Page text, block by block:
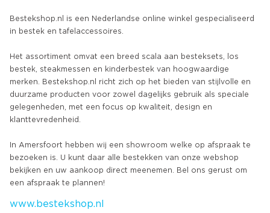
Bestekshop.nl is een Nederlandse online winkel gespecialiseerd
in bestek en tafelaccessoires.
Het assortiment omvat een breed scala aan besteksets, los
bestek, steakmessen en kinderbestek van hoogwaardige
merken. Bestekshop.nl richt zich op het bieden van stijlvolle en
duurzame producten voor zowel dagelijks gebruik als speciale
gelegenheden, met een focus op kwaliteit, design en
klanttevredenheid.
In Amersfoort hebben wij een showroom welke op afspraak te
bezoeken is. U kunt daar alle bestekken van onze webshop
bekijken en uw aankoop direct meenemen. Bel ons gerust om
www.bestekshop.nl